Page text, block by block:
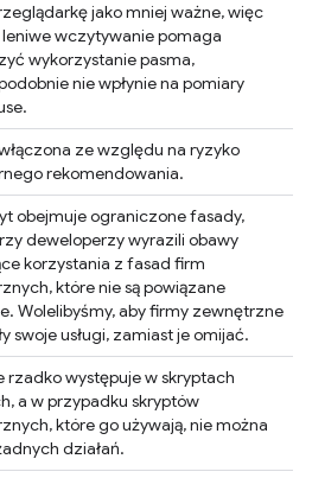
jako mniej ważne, więc
wczytywanie pomaga
wykorzystanie pasma,
nie wpłynie na pomiary
ze względu na ryzyko
rekomendowania.
obejmuje ograniczone fasady,
deweloperzy wyrazili obawy
korzystania z fasad firm
które nie są powiązane
Wolelibyśmy, aby firmy zewnętrzne
swoje usługi, zamiast je omijać.
rzadko występuje w skryptach
a w przypadku skryptów
które go używają, nie można
działań.